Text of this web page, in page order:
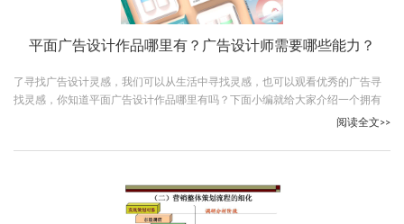
平面广告设计作品哪里有？广告设计师需要哪些能力？
了寻找广告设计灵感，我们可以从生活中寻找灵感，也可以观看优秀的广告寻
找灵感，你知道平面广告设计作品哪里有吗？下面小编就给大家介绍一个拥有
阅读全文>>